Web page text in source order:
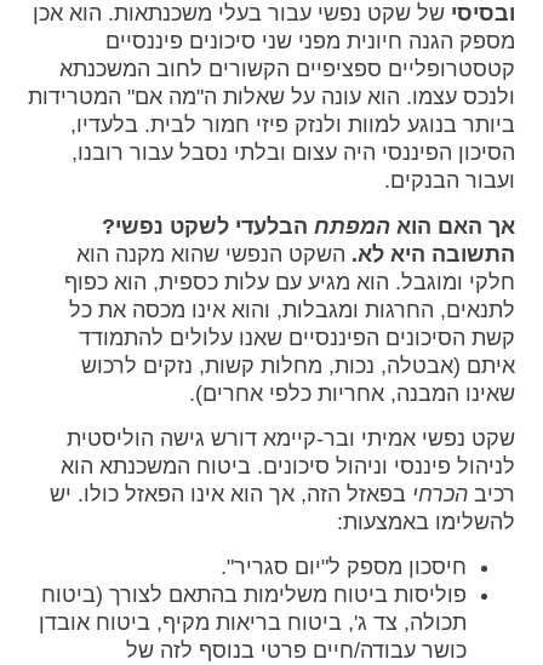
ובסיסי של שקט נפשי עבור בעלי משכנתאות. הוא אכן
מספק הגנה חיונית מפני שני סיכונים פיננסיים
קטסטרופליים ספציפיים הקשורים לחוב המשכנתא
ולנכס עצמו. הוא עונה על שאלות ה"מה אם" המטרידות
ביותר בנוגע למוות ולנזק פיזי חמור לבית. בלעדיו,
הסיכון הפיננסי היה עצום ובלתי נסבל עבור רובנו,
ועבור הבנקים.
אך האם הוא המפתח הבלעדי לשקט נפשי?
התשובה היא לא. השקט הנפשי שהוא מקנה הוא
חלקי ומוגבל. הוא מגיע עם עלות כספית, הוא כפוף
לתנאים, החרגות ומגבלות, והוא אינו מכסה את כל
קשת הסיכונים הפיננסיים שאנו עלולים להתמודד
איתם (אבטלה, נכות, מחלות קשות, נזקים לרכוש
שאינו המבנה, אחריות כלפי אחרים).
שקט נפשי אמיתי ובר-קיימא דורש גישה הוליסטית
לניהול פיננסי וניהול סיכונים. ביטוח המשכנתא הוא
רכיב הכרחי בפאזל הזה, אך הוא אינו הפאזל כולו. יש
להשלימו באמצעות:
חיסכון מספק ל"יום סגריר".
פוליסות ביטוח משלימות בהתאם לצורך (ביטוח
תכולה, צד ג', ביטוח בריאות מקיף, ביטוח אובדן
כושר עבודה/חיים פרטי בנוסף לזה של